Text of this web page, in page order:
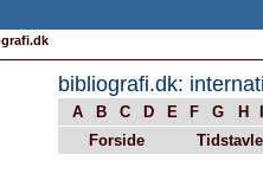
bibliografi.dk:
A B C D E F G H
Forside
Tidstavle